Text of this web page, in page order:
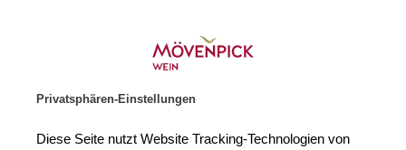
Privatsphären-Einstellungen
Diese Seite nutzt Website Tracking-Technologien von